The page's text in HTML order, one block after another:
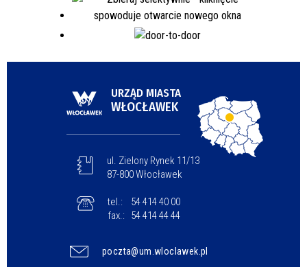
URZĄD MIASTA
WŁOCŁAWEK
ul. Zielony Rynek 11/13
87-800 Włocławek
tel.:
54 414 40 00
fax.:
54 414 44 44
poczta@um.wloclawek.pl